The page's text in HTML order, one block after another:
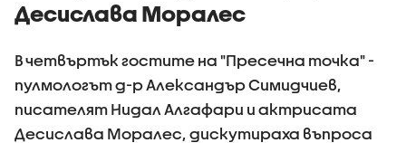
Десислава Моралес
В четвъртък гостите на "Пресечна точка" -
пулмологът д-р Александър Симидчиев,
писателят Нидал Алгафари и актрисата
Десислава Моралес, дискутираха въпроса